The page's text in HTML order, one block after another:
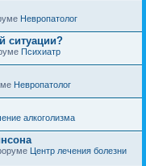
Невропатолог
ситуации?
Психиатр
Невропатолог
алкоголизма
Центр лечения болезни